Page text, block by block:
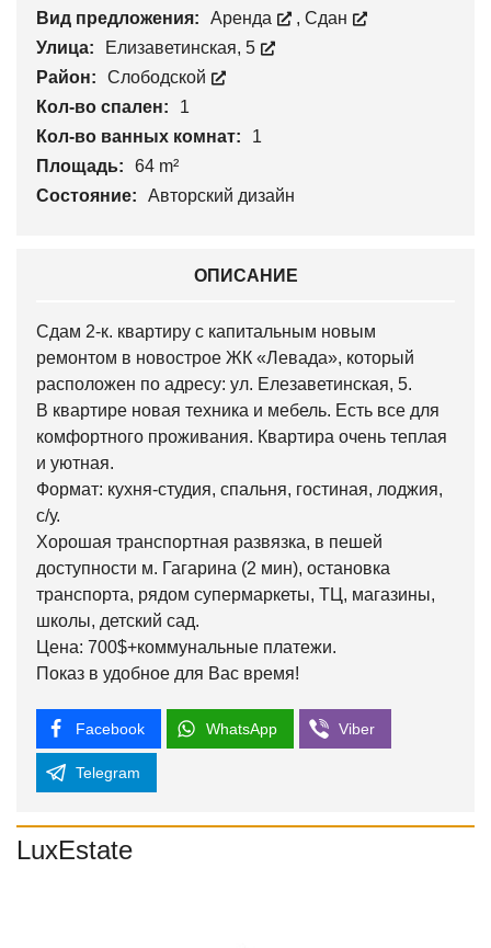
Вид предложения:
Аренда , Сдан
Улица:
Елизаветинская, 5
Район:
Слободской
Кол-во спален:
1
Кол-во ванных комнат:
1
Площадь:
64 m²
Состояние:
Авторский дизайн
ОПИСАНИЕ
Сдам 2-к. квартиру с капитальным новым
ремонтом в новострое ЖК «Левада», который
расположен по адресу: ул. Елезаветинская, 5.
В квартире новая техника и мебель. Есть все для
комфортного проживания. Квартира очень теплая
и уютная.
Формат: кухня-студия, спальня, гостиная, лоджия,
с/у.
Хорошая транспортная развязка, в пешей
доступности м. Гагарина (2 мин), остановка
транспорта, рядом супермаркеты, ТЦ, магазины,
школы, детский сад.
Цена: 700$+коммунальные платежи.
Показ в удобное для Вас время!
Facebook WhatsApp Viber
Telegram
LuxEstate